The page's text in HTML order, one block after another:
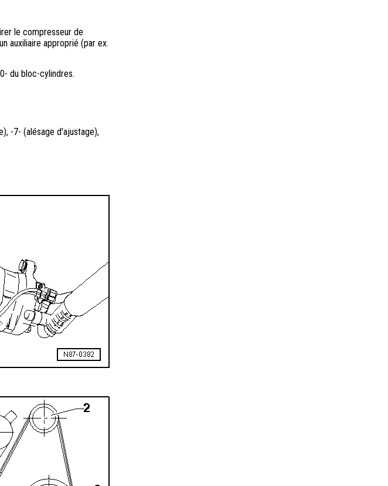
le compresseur de
auxiliaire approprié (par ex.
du bloc-cylindres.
-7- (alésage d'ajustage),